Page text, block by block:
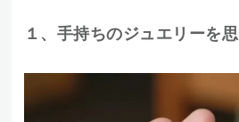
１、手持ちのジュエリーを